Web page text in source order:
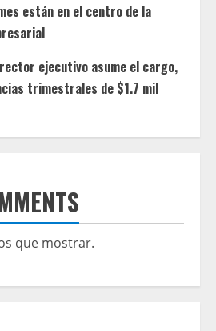
están en el centro de la
ejecutivo asume el cargo,
trimestrales de $1.7 mil
que mostrar.